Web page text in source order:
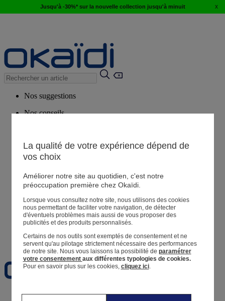
Jusqu'à -30%* sur la nouvelle collection jusqu'à minuit x
Nos suggestions
Nos conseils
Magasin
Mes informations
Suivre une commande
Panier
Favoris
Naissance0-12 mois
La qualité de votre expérience dépend de
vos choix
Améliorer notre site au quotidien, c'est notre
préoccupation première chez Okaïdi.
Lorsque vous consultez notre site, nous utilisons des cookies
nous permettant de faciliter votre navigation, de détecter
d'éventuels problèmes mais aussi de vous proposer des
publicités et des produits personnalisés.
Certains de nos outils sont exemptés de consentement et ne
servent qu'au pilotage strictement nécessaire des performances
de notre site. Nous vous laissons la possibilité de paramétrer
votre consentement aux différentes typologies de cookies.
Pour en savoir plus sur les cookies, cliquez ici.